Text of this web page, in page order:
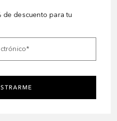
de descuento para tu
*